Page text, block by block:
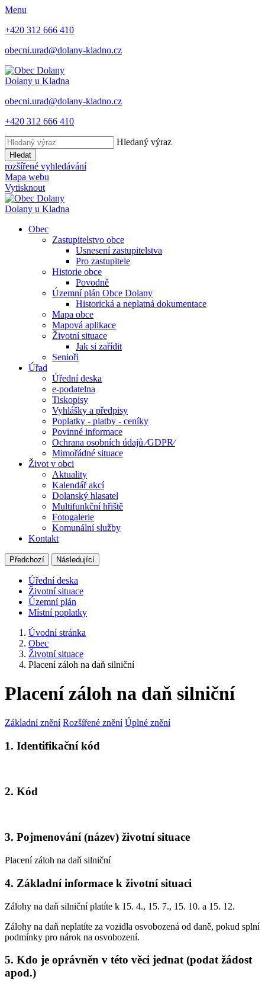
Menu
+420 312 666 410
obecni.urad@dolany-kladno.cz
Dolany u Kladna
obecni.urad@dolany-kladno.cz
+420 312 666 410
Hledaný výraz
Hledat
rozšířené vyhledávání
Mapa webu
Vytisknout
Dolany u Kladna
Obec
Zastupitelstvo obce
Usnesení zastupitelstva
Pro zastupitele
Historie obce
Povodně
Územní plán Obce Dolany
Historická a neplatná dokumentace
Mapa obce
Mapová aplikace
Životní situace
Jak si zařídit
Senioři
Úřad
Úřední deska
e-podatelna
Tiskopisy
Vyhlášky a předpisy
Poplatky - platby - ceníky
Povinné informace
Ochrana osobních údajů ⁄GDPR⁄
Mimořádné situace
Život v obci
Aktuality
Kalendář akcí
Dolanský hlasatel
Multifunkční hřiště
Fotogalerie
Komunální služby
Kontakt
Předchozí Následující
Úřední deska
Životní situace
Územní plán
Místní poplatky
Úvodní stránka
Obec
Životní situace
Placení záloh na daň silniční
Placení záloh na daň silniční
Základní znění Rozšířené znění Úplné znění
1. Identifikační kód
2. Kód
3. Pojmenování (název) životní situace
Placení záloh na daň silniční
4. Základní informace k životní situaci
Zálohy na daň silniční platíte k 15. 4., 15. 7., 15. 10. a 15. 12.
Zálohy na daň neplatíte za vozidla osvobozená od daně, pokud splní
podmínky pro nárok na osvobození.
5. Kdo je oprávněn v této věci jednat (podat žádost
apod.)